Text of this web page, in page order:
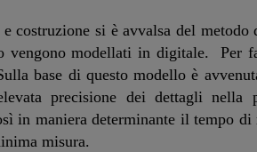
e costruzione si è avvalsa del
vengono modellati in digitale. Per
base di questo modello è
precisione dei dettagli nella
in maniera determinante il tempo
misura.